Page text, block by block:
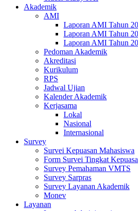
Akademik
AMI
Laporan AMI Tahun
Laporan AMI Tahun
Laporan AMI Tahun
Pedoman Akademik
Akreditasi
Kurikulum
RPS
Jadwal Ujian
Kalender Akademik
Kerjasama
Lokal
Nasional
Internasional
Survey
Survei Kepuasan Mahasiswa
Form Survei Tingkat
Survey Pemahaman VMTS
Survey Sarpras
Survey Layanan Akademik
Monev
Layanan